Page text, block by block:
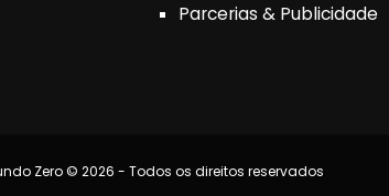
Parcerias & Publicidade
Zero © 2026 - Todos os direitos reservados